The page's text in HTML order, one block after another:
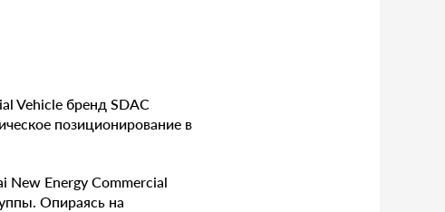
Vehicle бренд SDAC
позиционирование в
New Energy Commercial
Опираясь на